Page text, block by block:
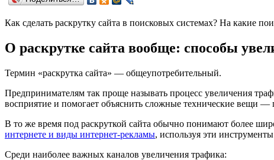
Как сделать раскрутку сайта в поисковых системах? На какие
О раскрутке сайта вообще: способы
Термин «раскрутка сайта» — общеупотребительный.
Предпринимателям так проще называть процесс увеличения
восприятие и помогает объяснить сложные технические вещи —
В то же время под раскруткой сайта обычно понимают более
интернете и виды интернет-рекламы, используя эти
Среди наиболее важных каналов увеличения трафика: